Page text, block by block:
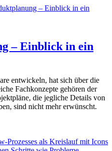
– Einblick in ein
entwickeln, hat sich über die
Fachkonzepte gehören der
die jegliche Details von
sind nicht mehr erwünscht.